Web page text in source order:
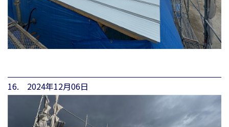
16. 2024年12月06日